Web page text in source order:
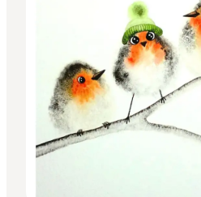
Inspirations
Destinations
Quoi faire
Hébergements
Planifiez votre voyage